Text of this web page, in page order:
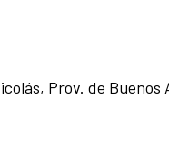
Prov. de Buenos